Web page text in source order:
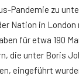
Pandemie zu
Nation in
für etwa 190
die unter Boris
eingeführt